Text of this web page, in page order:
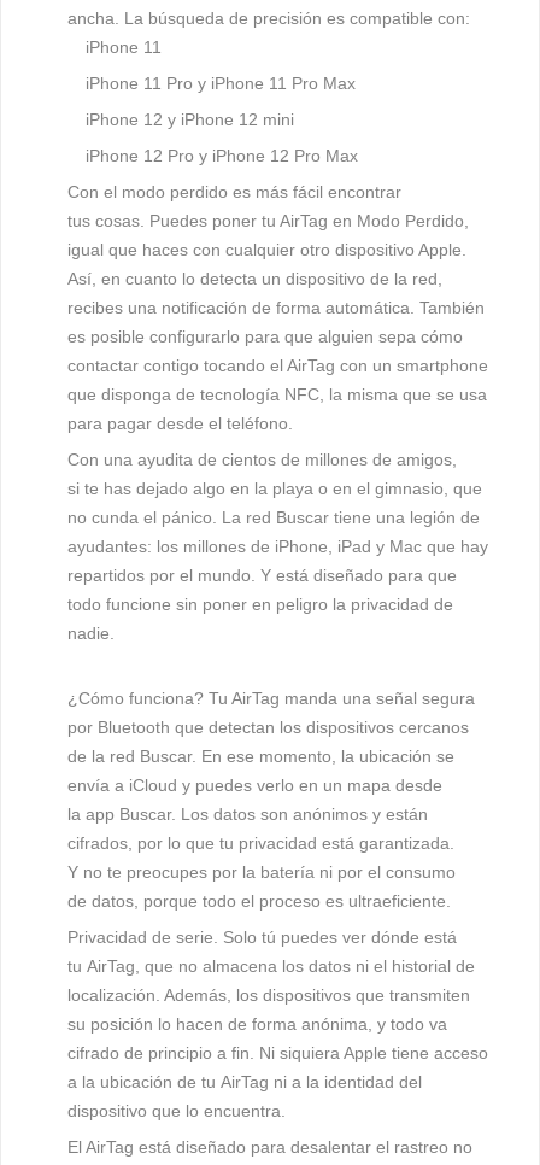
ancha. La búsqueda de precisión es compatible con:
iPhone 11
iPhone 11 Pro y iPhone 11 Pro Max
iPhone 12 y iPhone 12 mini
iPhone 12 Pro y iPhone 12 Pro Max
Con el modo perdido es más fácil encontrar
tus cosas. Puedes poner tu AirTag en Modo Perdido,
igual que haces con cualquier otro dispositivo Apple.
Así, en cuanto lo detecta un dispositivo de la red,
recibes una notificación de forma automática. También
es posible configurarlo para que alguien sepa cómo
contactar contigo tocando el AirTag con un smartphone
que disponga de tecnología NFC, la misma que se usa
para pagar desde el teléfono.
Con una ayudita de cientos de millones de amigos,
si te has dejado algo en la playa o en el gimnasio, que
no cunda el pánico. La red Buscar tiene una legión de
ayudantes: los millones de iPhone, iPad y Mac que hay
repartidos por el mundo. Y está diseñado para que
todo funcione sin poner en peligro la privacidad de
nadie.
¿Cómo funciona? Tu AirTag manda una señal segura
por Bluetooth que detectan los dispositivos cercanos
de la red Buscar. En ese momento, la ubicación se
envía a iCloud y puedes verlo en un mapa desde
la app Buscar. Los datos son anónimos y están
cifrados, por lo que tu privacidad está garantizada.
Y no te preocupes por la batería ni por el consumo
de datos, porque todo el proceso es ultraeficiente.
Privacidad de serie. Solo tú puedes ver dónde está
tu AirTag, que no almacena los datos ni el historial de
localización. Además, los dispositivos que transmiten
su posición lo hacen de forma anónima, y todo va
cifrado de principio a fin. Ni siquiera Apple tiene acceso
a la ubicación de tu AirTag ni a la identidad del
dispositivo que lo encuentra.
El AirTag está diseñado para desalentar el rastreo no